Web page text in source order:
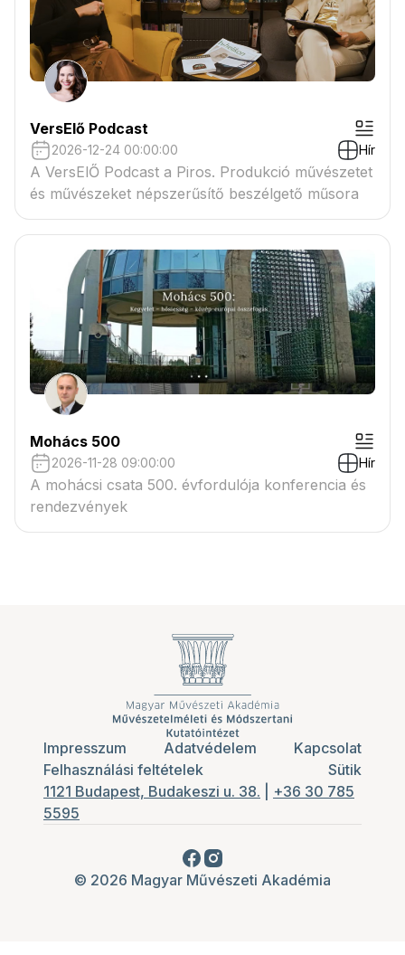
VersElő Podcast
2026-12-24 00:00:00 Hír
A VersElŐ Podcast a Piros. Produkció művészetet
és művészeket népszerűsítő beszélgető műsora
Mohács 500
2026-11-28 09:00:00 Hír
A mohácsi csata 500. évfordulója konferencia és
rendezvények
Impresszum Adatvédelem
Kapcsolat
Felhasználási feltételek
Sütik
1121 Budapest, Budakeszi u. 38.
+36 30 785
5595
© 2026 Magyar Művészeti Akadémia